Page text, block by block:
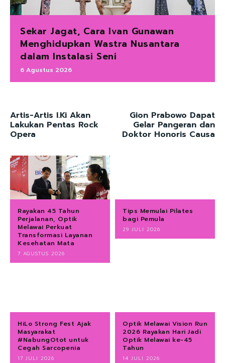
Sekar Jagat, Cara Ivan Gunawan
Menghidupkan Wastra Nusantara
dalam Instalasi Seni
6 Agustus 2026
Artis-Artis I.Ki Akan
Lakukan Pentas Rock
Opera
Gion Prabowo Dapat
Gelar Pangeran dan
Doktor Honoris Causa
Rayakan 45 Tahun
Perjalanan, Optik
Melawai Perkuat
Transformasi Layanan
Kesehatan Mata
7 AGUSTUS 2026
Tips Memulai Pilates
bagi Pemula
29 JULI 2026
HiLo Strong Fest Ajak
Masyarakat
#NabungOtot untuk
Cegah Sarcopenia
17 JULI 2026
Optik Melawai Vision Run
2026 Rayakan Hari Jadi
Optik Melawai ke-45
Tahun
14 JULI 2026